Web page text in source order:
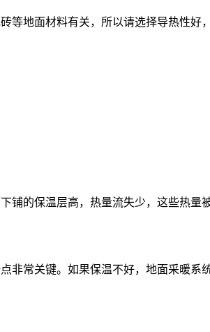
等地面材料有关，所以请选择导热性好
的保温层高，热量流失少，这些热量
非常关键。如果保温不好，地面采暖系